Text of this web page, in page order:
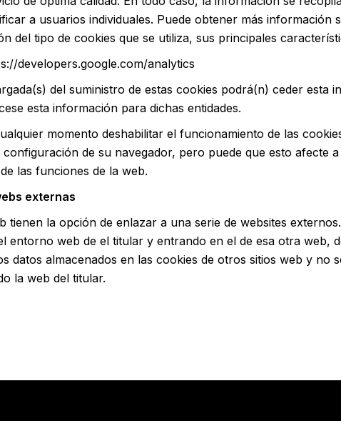
a usuarios individuales. Puede obtener más
del tipo de cookies que se utiliza, sus principales
developers.google.com/analytics
del suministro de estas cookies podrá(n) ceder
esta información para dichas entidades.
momento deshabilitar el funcionamiento de las
configuración de su navegador, pero puede que esto afecte
las funciones de la web.
externas
tienen la opción de enlazar a una serie de websites
entorno web de el titular y entrando en el de esa otra web,
datos almacenados en las cookies de otros sitios web y
la web del titular.